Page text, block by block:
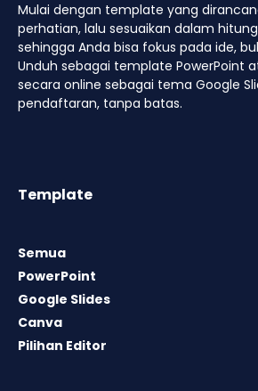
Mulai dengan template yang
perhatian, lalu sesuaikan dalam
sehingga Anda bisa fokus pada ide,
Unduh sebagai template PowerPoint
secara online sebagai tema Google
pendaftaran, tanpa batas.
Template
Semua
PowerPoint
Google Slides
Canva
Pilihan Editor